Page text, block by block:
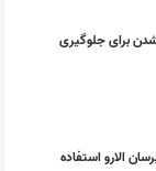
برای جلوگیری
الارو استفاده